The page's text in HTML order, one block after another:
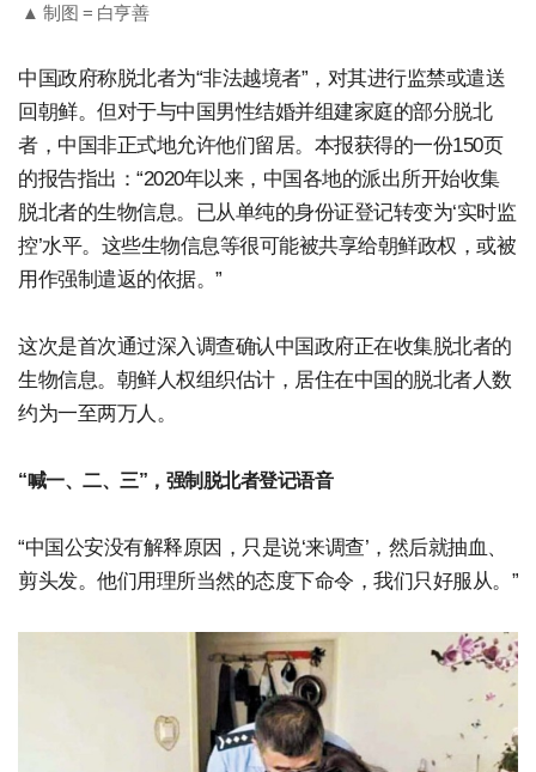
▲ 制图 = 白亨善
中国政府称脱北者为“非法越境者”，对其进行监禁或遣送
回朝鲜。但对于与中国男性结婚并组建家庭的部分脱北
者，中国非正式地允许他们留居。本报获得的一份150页
的报告指出：“2020年以来，中国各地的派出所开始收集
脱北者的生物信息。已从单纯的身份证登记转变为‘实时监
控’水平。这些生物信息等很可能被共享给朝鲜政权，或被
用作强制遣返的依据。”
这次是首次通过深入调查确认中国政府正在收集脱北者的
生物信息。朝鲜人权组织估计，居住在中国的脱北者人数
约为一至两万人。
“喊一、二、三”，强制脱北者登记语音
“中国公安没有解释原因，只是说‘来调查’，然后就抽血、
剪头发。他们用理所当然的态度下命令，我们只好服从。”